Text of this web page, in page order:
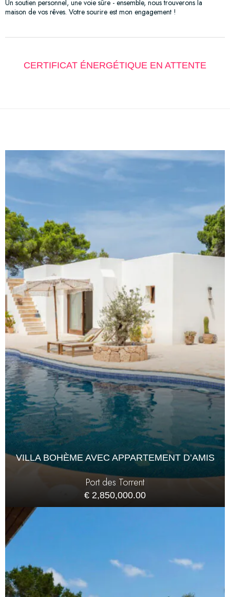
Un soutien personnel, une voie sûre - ensemble, nous trouverons la
maison de vos rêves. Votre sourire est mon engagement !
CERTIFICAT ÉNERGÉTIQUE EN ATTENTE
VILLA BOHÈME AVEC APPARTEMENT D’AMIS
Port des Torrent
€ 2,850,000.00